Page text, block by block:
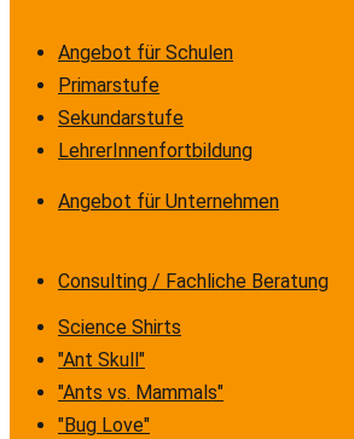
Angebot für Schulen
Primarstufe
Sekundarstufe
LehrerInnenfortbildung
Angebot für Unternehmen
Consulting / Fachliche Beratung
Science Shirts
"Ant Skull"
"Ants vs. Mammals"
"Bug Love"